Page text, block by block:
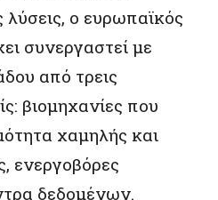
λύσεις, ο ευρωπαϊκός
συνεργαστεί με
από τρεις
βιομηχανίες που
χαμηλής και
ενεργοβόρες
δεδομένων.